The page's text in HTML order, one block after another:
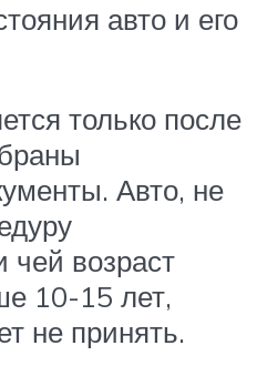
авто и его
только после
Авто, не
чей возраст
10-15 лет,
не принять.